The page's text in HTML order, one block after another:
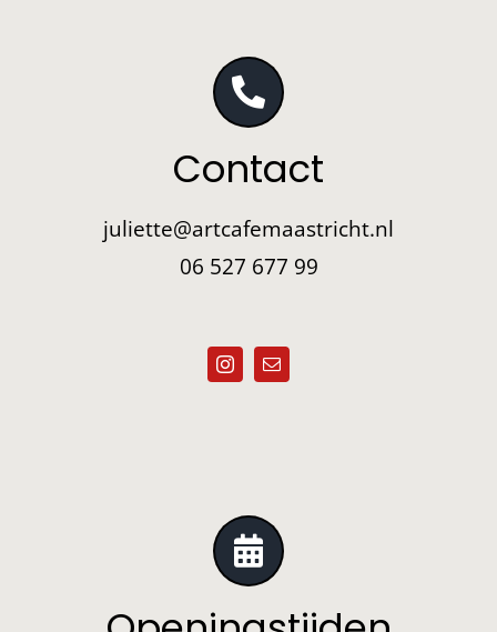
Contact
juliette@artcafemaastricht.nl
06 527 677 99